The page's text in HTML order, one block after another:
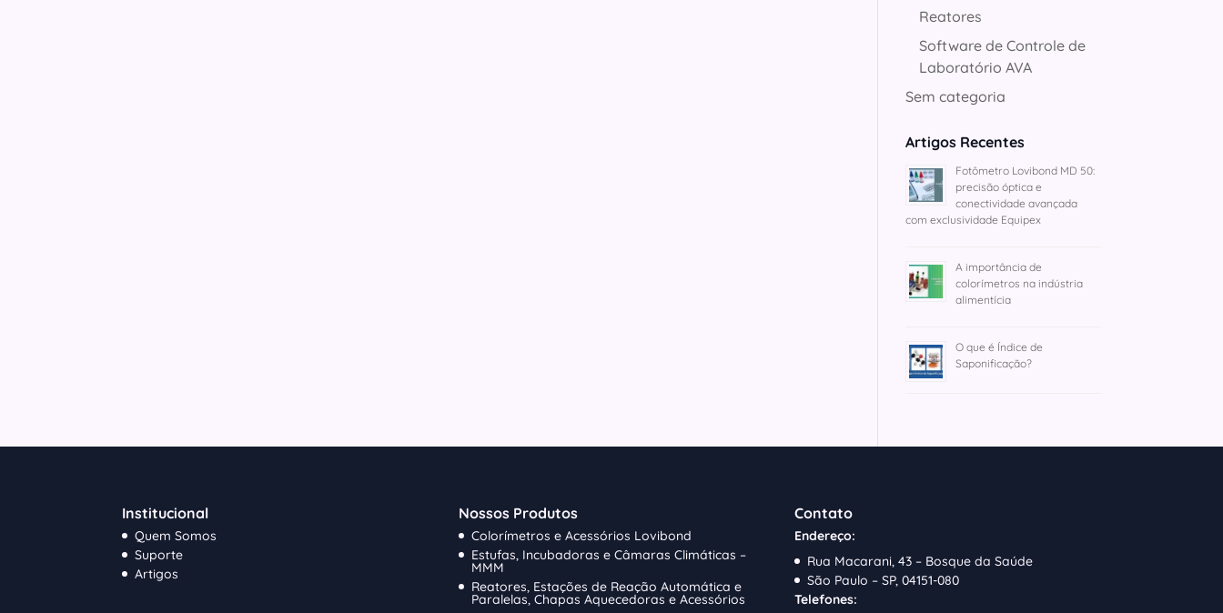
Reatores
Software de Controle de
Laboratório AVA
Sem categoria
Artigos Recentes
Fotômetro Lovibond MD 50:
precisão óptica e
conectividade avançada
com exclusividade Equipex
A importância de
colorímetros na indústria
alimentícia
O que é Índice de
Saponificação?
Institucional
Quem Somos
Suporte
Artigos
Nossos Produtos
Colorímetros e Acessórios Lovibond
Estufas, Incubadoras e Câmaras Climáticas –
MMM
Reatores, Estações de Reação Automática e
Paralelas, Chapas Aquecedoras e Acessórios
Contato
Endereço:
Rua Macarani, 43 – Bosque da Saúde
São Paulo – SP, 04151-080
Telefones: